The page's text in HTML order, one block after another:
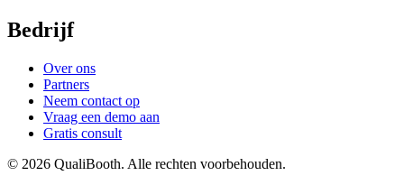
Bedrijf
Over ons
Partners
Neem contact op
Vraag een demo aan
Gratis consult
© 2026 QualiBooth. Alle rechten voorbehouden.